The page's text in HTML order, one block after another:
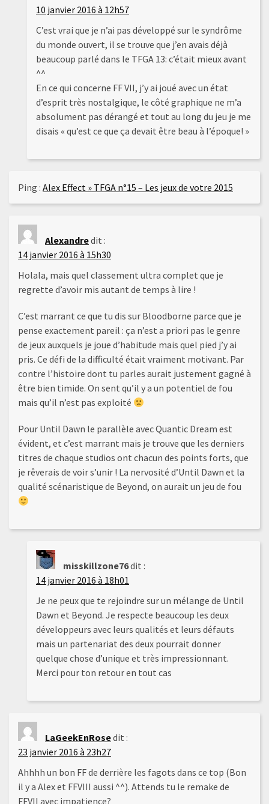
10 janvier 2016 à 12h57
C’est vrai que je n’ai pas développé sur le syndrôme
du monde ouvert, il se trouve que j’en avais déjà
beaucoup parlé dans le TFGA 13: c’était mieux avant
^^
En ce qui concerne FF VII, j’y ai joué avec un état
d’esprit très nostalgique, le côté graphique ne m’a
absolument pas dérangé et tout au long du jeu je me
disais « qu’est ce que ça devait être beau à l’époque! »
Ping : Alex Effect » TFGA n°15 – Les jeux de votre 2015
Alexandredit :
14 janvier 2016 à 15h30
Holala, mais quel classement ultra complet que je
regrette d’avoir mis autant de temps à lire !
C’est marrant ce que tu dis sur Bloodborne parce que je
pense exactement pareil : ça n’est a priori pas le genre
de jeux auxquels je joue d’habitude mais quel pied j’y ai
pris. Ce défi de la difficulté était vraiment motivant. Par
contre l’histoire dont tu parles aurait justement gagné à
être bien timide. On sent qu’il y a un potentiel de fou
mais qu’il n’est pas exploité
Pour Until Dawn le parallèle avec Quantic Dream est
évident, et c’est marrant mais je trouve que les derniers
titres de chaque studios ont chacun des points forts, que
je rêverais de voir s’unir ! La nervosité d’Until Dawn et la
qualité scénaristique de Beyond, on aurait un jeu de fou
misskillzone76dit :
14 janvier 2016 à 18h01
Je ne peux que te rejoindre sur un mélange de Until
Dawn et Beyond. Je respecte beaucoup les deux
développeurs avec leurs qualités et leurs défauts
mais un partenariat des deux pourrait donner
quelque chose d’unique et très impressionnant.
Merci pour ton retour en tout cas
LaGeekEnRosedit :
23 janvier 2016 à 23h27
Ahhhh un bon FF de derrière les fagots dans ce top (Bon
il y a Alex et FFVIII aussi ^^). Attends tu le remake de
FFVII avec impatience?